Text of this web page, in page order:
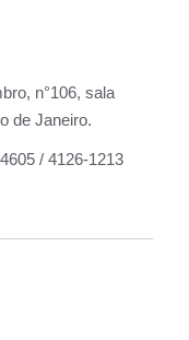
n°106, sala
de Janeiro.
/ 4126-1213